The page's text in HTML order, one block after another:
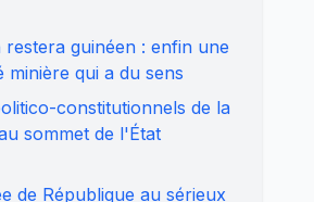
restera guinéen : enfin une
minière qui a du sens
constitutionnels de la
sommet de l'État
de République au sérieux